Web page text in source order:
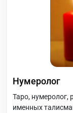
Нумеролог
Таро, нумеролог,
именных